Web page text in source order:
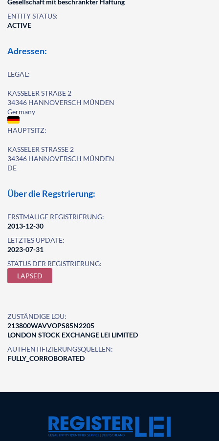
Gesellschaft mit beschränkter Haftung
ENTITY STATUS:
ACTIVE
Adressen:
LEGAL:
KASSELER STRAßE 2
34346 HANNOVERSCH MÜNDEN
Germany
HAUPTSITZ:
KASSELER STRASSE 2
34346 HANNOVERSCH MÜNDEN
DE
Über die Regstrierung:
ERSTMALIGE REGISTRIERUNG:
2013-12-30
LETZTES UPDATE:
2023-07-31
STATUS DER REGISTRIERUNG:
LAPSED
ZUSTÄNDIGE LOU:
213800WAVVOPS85N2205
LONDON STOCK EXCHANGE LEI LIMITED
AUTHENTIFIZIERUNGSQUELLEN:
FULLY_CORROBORATED